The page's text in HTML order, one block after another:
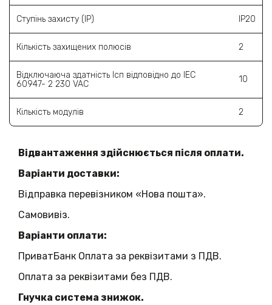
Ступінь захисту (IP) IP20
Кількість захищених полюсів 2
Відключаюча здатність Ісп відповідно до ІЕС
60947- 2 230 VAC
10
Кількість модулів 2
Відвантаження здійснюється після оплати.
Варіанти доставки:
Відправка перевізником «Нова пошта».
Самовивіз.
Варіанти оплати:
ПриватБанк Оплата за реквізитами з ПДВ.
Оплата за реквізитами без ПДВ.
Гнучка система знижок.